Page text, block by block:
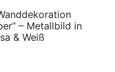
– Metallbild in
& Weiß